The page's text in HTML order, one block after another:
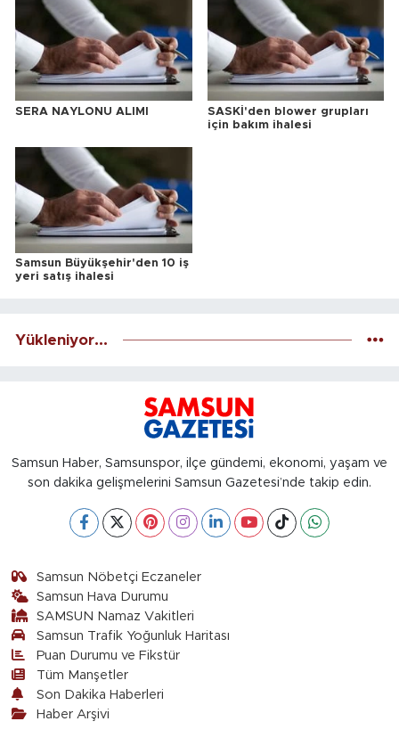
SERA NAYLONU ALIMI
SASKİ'den blower grupları
için bakım ihalesi
Samsun Büyükşehir'den 10 iş
yeri satış ihalesi
Yükleniyor...
Samsun Haber, Samsunspor, ilçe gündemi, ekonomi, yaşam ve
son dakika gelişmelerini Samsun Gazetesi’nde takip edin.
Samsun Nöbetçi Eczaneler
Samsun Hava Durumu
SAMSUN Namaz Vakitleri
Samsun Trafik Yoğunluk Haritası
Puan Durumu ve Fikstür
Tüm Manşetler
Son Dakika Haberleri
Haber Arşivi